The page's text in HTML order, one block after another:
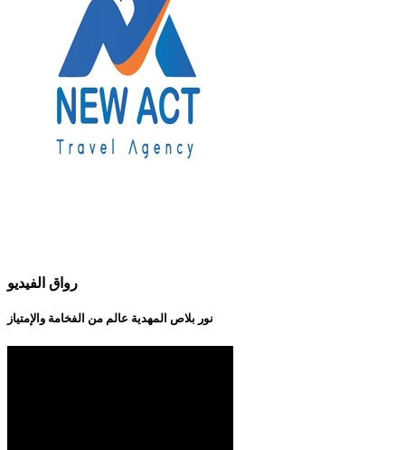
رواق الفيديو
نور بلاص المهدية عالم من الفخامة والإمتياز